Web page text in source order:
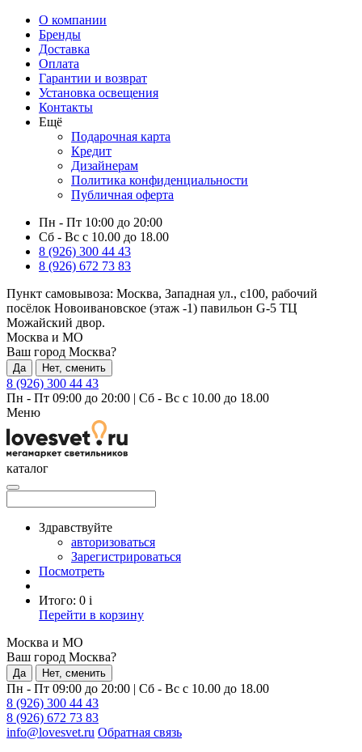
О компании
Бренды
Доставка
Оплата
Гарантии и возврат
Установка освещения
Контакты
Ещё
Подарочная карта
Кредит
Дизайнерам
Политика конфиденциальности
Публичная оферта
Пн - Пт 10:00 до 20:00
Сб - Вс с 10.00 до 18.00
8 (926) 300 44 43
8 (926) 672 73 83
Пункт самовывоза: Москва, Западная ул., с100, рабочий
посёлок Новоивановское (этаж -1) павильон G-5 ТЦ
Можайский двор.
Москва и МО
Ваш город Москва?
Да Нет, сменить
8 (926) 300 44 43
Пн - Пт 09:00 до 20:00 | Сб - Вс с 10.00 до 18.00
Меню
каталог
Здравствуйте
авторизоваться
Зарегистрироваться
Посмотреть
Итого: 0 i
Перейти в корзину
Москва и МО
Ваш город Москва?
Да Нет, сменить
Пн - Пт 09:00 до 20:00 | Сб - Вс с 10.00 до 18.00
8 (926) 300 44 43
8 (926) 672 73 83
info@lovesvet.ru Обратная связь